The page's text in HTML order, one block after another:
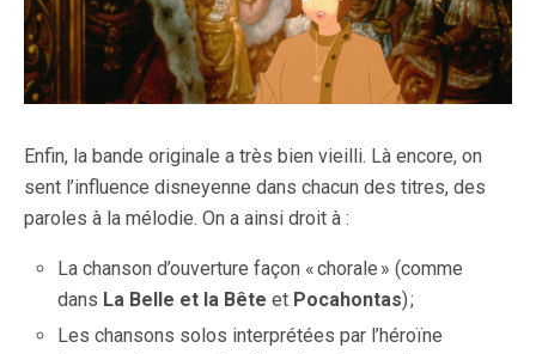
Enfin, la bande originale a très bien vieilli. Là encore, on
sent l’influence disneyenne dans chacun des titres, des
paroles à la mélodie. On a ainsi droit à :
La chanson d’ouverture façon « chorale » (comme
dans La Belle et la Bête et Pocahontas) ;
Les chansons solos interprétées par l’héroïne